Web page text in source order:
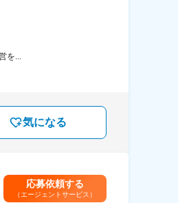
...
気になる
応募依頼する
（エージェントサービス）